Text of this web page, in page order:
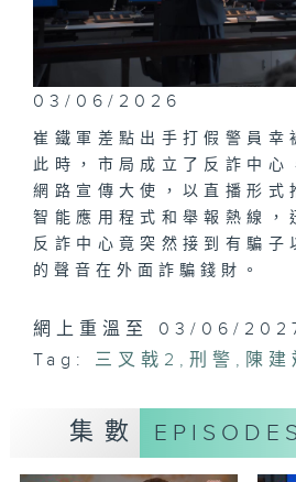
03/06/2026
崔鐵軍差點出手打假警員幸
此時，市局成立了反詐中心
網路宣傳大使，以直播形式
智能應用程式和舉報熱線，
反詐中心竟突然接到有騙子
的聲音在外面詐騙錢財。
網上重溫至 03/06/
Tag:
三叉戟2 ,刑警 , 陳建
集數 EPISODES